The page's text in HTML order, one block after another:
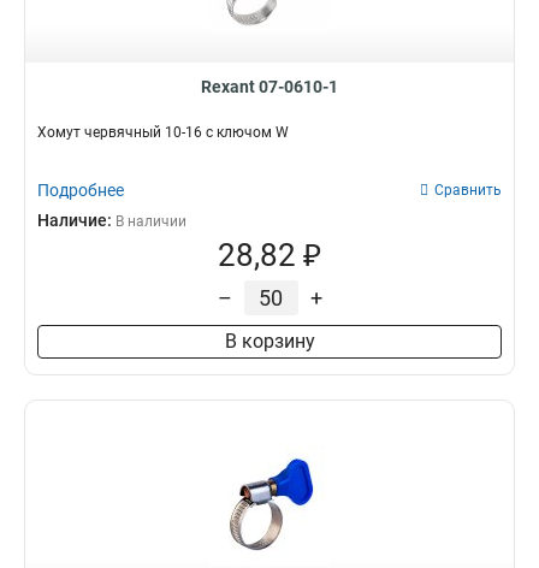
Rexant 07-0610-1
Хомут червячный 10-16 с ключом W
Подробнее Сравнить
Наличие: В наличии
28,82 ₽
– +
В корзину